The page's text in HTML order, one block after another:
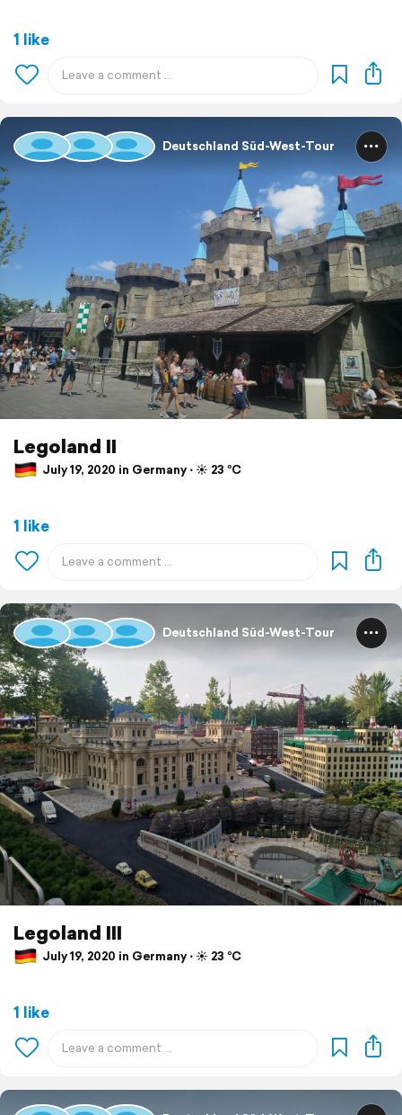
1 like
Deutschland Süd-West-Tour
Legoland II
July 19, 2020 in Germany ⋅ ☀️ 23 °C
1 like
Deutschland Süd-West-Tour
Legoland III
July 19, 2020 in Germany ⋅ ☀️ 23 °C
1 like